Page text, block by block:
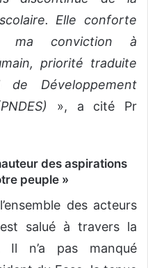
Elle conforte
ma conviction à
priorité traduite
Développement
», a cité Pr
des aspirations
peuple »
des acteurs
salué à travers la
Il n’a pas manqué